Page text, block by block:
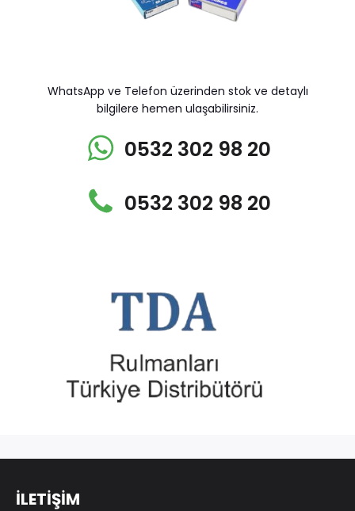
WhatsApp ve Telefon üzerinden stok ve detaylı
bilgilere hemen ulaşabilirsiniz.
0532 302 98 20
0532 302 98 20
İLETİŞİM